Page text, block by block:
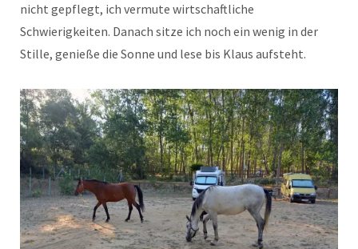
nicht gepflegt, ich vermute wirtschaftliche
Schwierigkeiten. Danach sitze ich noch ein wenig in der
Stille, genieße die Sonne und lese bis Klaus aufsteht.